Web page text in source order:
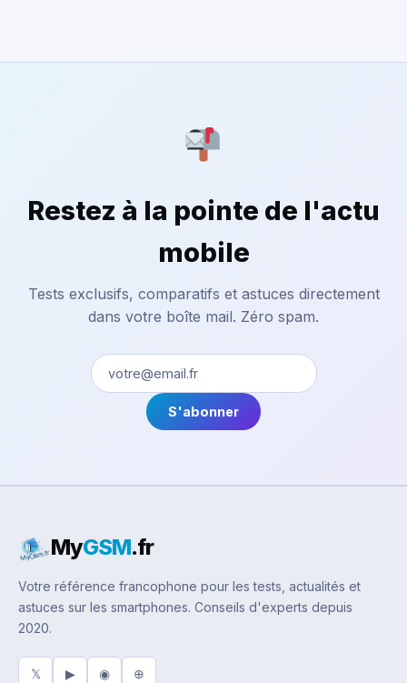
Restez à la pointe de l'actu
mobile
Tests exclusifs, comparatifs et astuces directement
dans votre boîte mail. Zéro spam.
S'abonner
MyGSM.fr
Votre référence francophone pour les tests, actualités et
astuces sur les smartphones. Conseils d'experts depuis
2020.
𝕏 ▶ ◉ ⊕